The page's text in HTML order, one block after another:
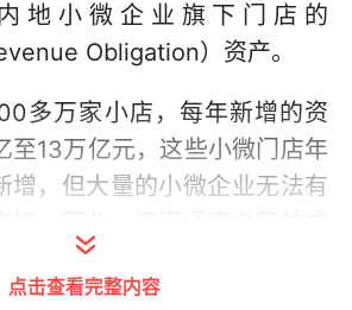
地小微企业旗下门店的
Obligation）资产。
多万家小店，每年新增的资
至13万亿元，这些小微门店年
增，但大量的小微企业无法有
资本和小人物即小店的互联互
点击查看完整内容